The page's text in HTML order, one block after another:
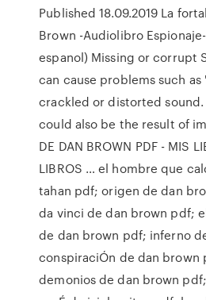
Published 18.09.2019 La
Brown -Audiolibro
espanol) Missing or corrupt
can cause problems such
crackled or distorted
could also be the result of
DE DAN BROWN PDF - MIS
LIBROS … el hombre que
tahan pdf; origen de dan
da vinci de dan brown pdf;
de dan brown pdf; inferno
conspiraciÓn de dan brown
demonios de dan brown